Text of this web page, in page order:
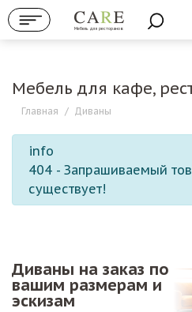
Мебель для ресторанов
Мебель для кафе,
Главная / Диваны
info
404 - Запрашиваемый
существует!
Диваны на заказ по
вашим размерам и
эскизам